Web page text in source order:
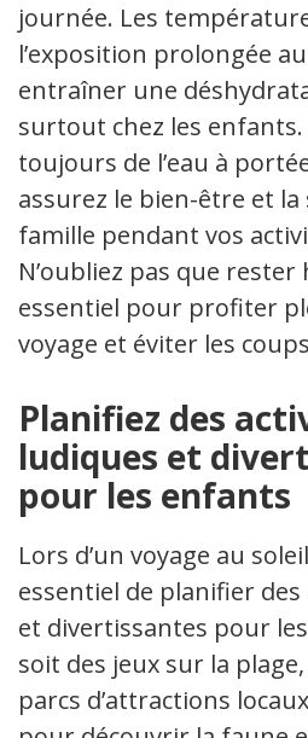
journée. Les
l’exposition prolongée
entraîner une
surtout chez les
toujours de l’eau à
assurez le bien-être et
famille pendant vos
N’oubliez pas que
essentiel pour profiter
voyage et éviter les
Planifiez des
ludiques et
pour les enfants
Lors d’un voyage au
essentiel de planifier
et divertissantes pour
soit des jeux sur la
parcs d’attractions